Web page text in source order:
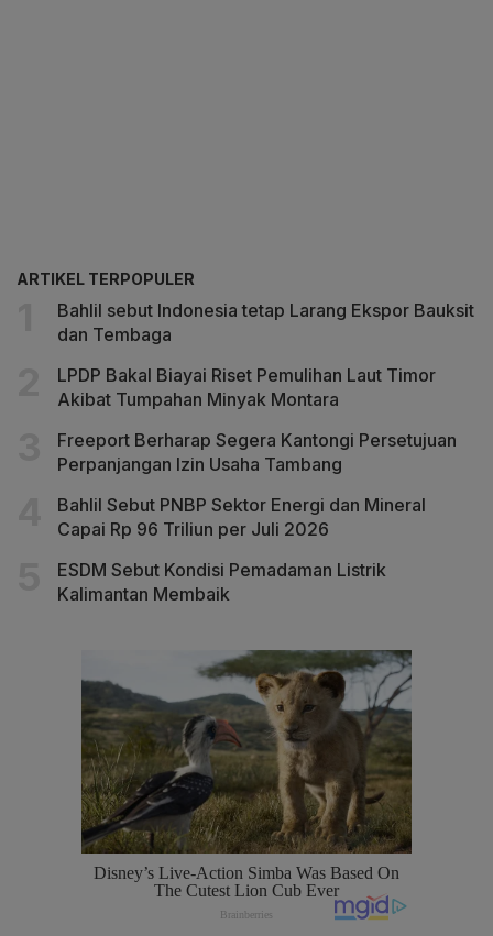
ARTIKEL TERPOPULER
Bahlil sebut Indonesia tetap Larang Ekspor Bauksit
dan Tembaga
LPDP Bakal Biayai Riset Pemulihan Laut Timor
Akibat Tumpahan Minyak Montara
Freeport Berharap Segera Kantongi Persetujuan
Perpanjangan Izin Usaha Tambang
Bahlil Sebut PNBP Sektor Energi dan Mineral
Capai Rp 96 Triliun per Juli 2026
ESDM Sebut Kondisi Pemadaman Listrik
Kalimantan Membaik